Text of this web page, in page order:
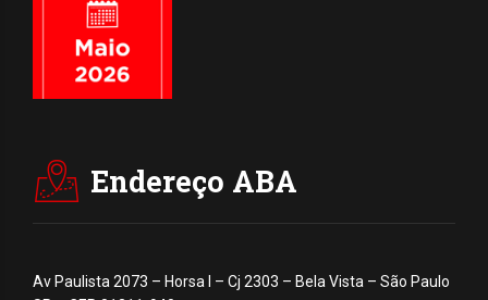
Endereço ABA
Av Paulista 2073 – Horsa I – Cj 2303 – Bela Vista – São Paulo